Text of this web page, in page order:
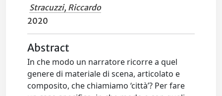
Stracuzzi, Riccardo
2020
Abstract
In che modo un narratore ricorre a quel
genere di materiale di scena, articolato e
composito, che chiamiamo ‘città’? Per fare